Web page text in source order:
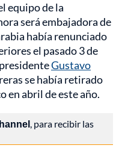
equipo de la
será embajadora de
había renunciado
el pasado 3 de
Gustavo
se había retirado
en abril de este año.
, para recibir las